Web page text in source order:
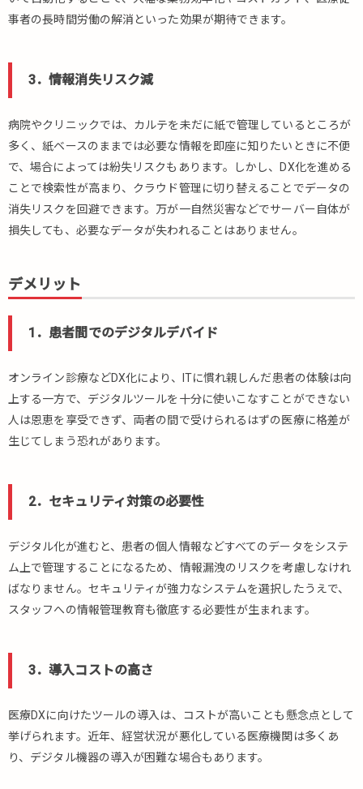
リッ
1．患
タルデ
バイド
2.2.2.
2．セ
キュリ
ティ対
2.2.3.
3．導
トの高
3.
医
療
界
け
導
入
事
約シ
2．
RPA（ロ
事者の長時間労働の解消といった効果が期待できます。
3．情報消失リスク減
病院やクリニックでは、カルテを未だに紙で管理しているところが
多く、紙ベースのままでは必要な情報を即座に知りたいときに不便
で、場合によっては紛失リスクもあります。しかし、DX化を進める
ことで検索性が高まり、クラウド管理に切り替えることでデータの
消失リスクを回避できます。万が一自然災害などでサーバー自体が
損失しても、必要なデータが失われることはありません。
デメリット
1．患者間でのデジタルデバイド
オンライン診療などDX化により、ITに慣れ親しんだ患者の体験は向
上する一方で、デジタルツールを十分に使いこなすことができない
人は恩恵を享受できず、両者の間で受けられるはずの医療に格差が
生じてしまう恐れがあります。
2．セキュリティ対策の必要性
デジタル化が進むと、患者の個人情報などすべてのデータをシステ
ム上で管理することになるため、情報漏洩のリスクを考慮しなけれ
ばなりません。セキュリティが強力なシステムを選択したうえで、
スタッフへの情報管理教育も徹底する必要性が生まれます。
3．導入コストの高さ
医療DXに向けたツールの導入は、コストが高いことも懸念点として
挙げられます。近年、経営状況が悪化している医療機関は多くあ
り、デジタル機器の導入が困難な場合もあります。